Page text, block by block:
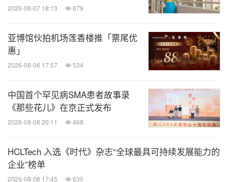
从独角兽企业估值总额来看，一线城市占65.6%，准
一线城市占18.4%，二线城市占13.3%，三线城市占
2.7%。全国独角兽企业估值总额排名前3位的城市分
别是北京、上海、深圳。二线城市东莞、无锡、常州
周牧之认为，"虽然二线城市在全国主板上市企业数
量中占三分之一，但是市值百强企业市值总额和独角
兽企业估值总额的二线城市全国占比都只有13%强。
相反，一线城市市值百强企业市值总额和独角兽企业
2026-08-07 18:13 679
亚博馆伙拍机场莲香楼推「票尾优
惠」
2026-08-06 17:57 534
中国首个罕见病SMA患者故事录
《那些花儿》在京正式发布
2026-08-08 20:11 468
HCLTech 入选《时代》杂志“全球最具可持续发展能力的
企业”榜单
2026-08-08 17:45 630